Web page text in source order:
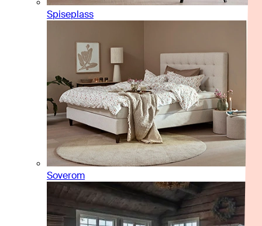
Spiseplass
Soverom